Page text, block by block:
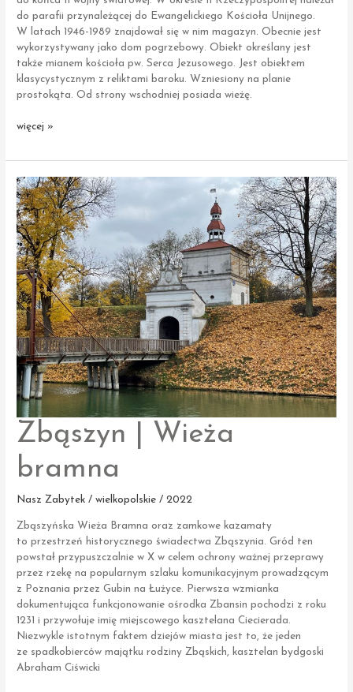
do parafii przynależącej do Ewangelickiego Kościoła Unijnego.
W latach 1946-1989 znajdował się w nim magazyn. Obecnie jest
wykorzystywany jako dom pogrzebowy. Obiekt określany jest
także mianem kościoła pw. Serca Jezusowego. Jest obiektem
klasycystycznym z reliktami baroku. Wzniesiony na planie
prostokąta. Od strony wschodniej posiada wieżę.
Zduny
więcej »
Zbąszyn | Wieża
bramna
Nasz Zabytek / wielkopolskie / 2022
Zbąszyńska Wieża Bramna oraz zamkowe kazamaty
to przestrzeń historycznego świadectwa Zbąszynia. Gród ten
powstał przypuszczalnie w X w celem ochrony ważnej przeprawy
przez rzekę na popularnym szlaku komunikacyjnym prowadzącym
z Poznania przez Gubin na Łużyce. Pierwsza wzmianka
dokumentująca funkcjonowanie ośrodka Zbansin pochodzi z roku
1231 i przywołuje imię miejscowego kasztelana Ciecierada.
Niezwykle istotnym faktem dziejów miasta jest to, że jeden
ze spadkobierców majątku rodziny Zbąskich, kasztelan bydgoski
Abraham Ciświcki